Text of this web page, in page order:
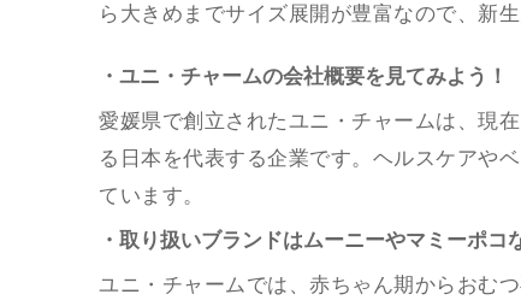
ら大きめまでサイズ展開が豊富なので、新
・ユニ・チャームの会社概要を見てみよう！
愛媛県で創立されたユニ・チャームは、現
る日本を代表する企業です。ヘルスケアや
ています。
・取り扱いブランドはムーニーやマミーポコ
ユニ・チャームでは、赤ちゃん期からおむ